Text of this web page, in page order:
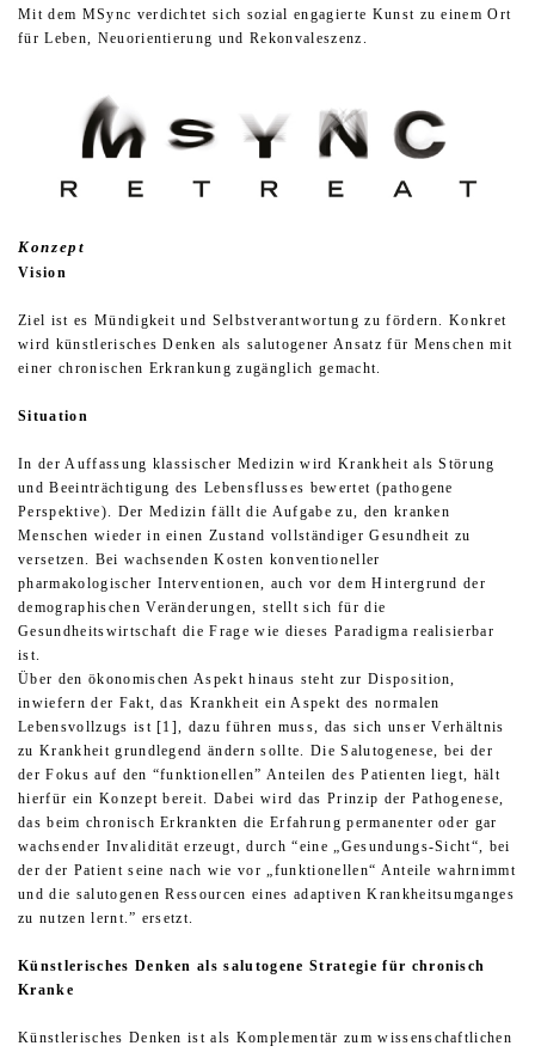
Mit dem MSync verdichtet sich sozial engagierte Kunst zu einem Ort
für Leben, Neuorientierung und Rekonvaleszenz.
Konzept
Vision
Ziel ist es Mündigkeit und Selbstverantwortung zu fördern. Konkret
wird künstlerisches Denken als salutogener Ansatz für Menschen mit
einer chronischen Erkrankung zugänglich gemacht.
Situation
In der Auffassung klassischer Medizin wird Krankheit als Störung
und Beeinträchtigung des Lebensflusses bewertet (pathogene
Perspektive). Der Medizin fällt die Aufgabe zu, den kranken
Menschen wieder in einen Zustand vollständiger Gesundheit zu
versetzen. Bei wachsenden Kosten konventioneller
pharmakologischer Interventionen, auch vor dem Hintergrund der
demographischen Veränderungen, stellt sich für die
Gesundheitswirtschaft die Frage wie dieses Paradigma realisierbar
ist.
Über den ökonomischen Aspekt hinaus steht zur Disposition,
inwiefern der Fakt, das Krankheit ein Aspekt des normalen
Lebensvollzugs ist [1], dazu führen muss, das sich unser Verhältnis
zu Krankheit grundlegend ändern sollte. Die Salutogenese, bei der
der Fokus auf den “funktionellen” Anteilen des Patienten liegt, hält
hierfür ein Konzept bereit. Dabei wird das Prinzip der Pathogenese,
das beim chronisch Erkrankten die Erfahrung permanenter oder gar
wachsender Invalidität erzeugt, durch “eine „Gesundungs-Sicht“, bei
der der Patient seine nach wie vor „funktionellen“ Anteile wahrnimmt
und die salutogenen Ressourcen eines adaptiven Krankheitsumganges
zu nutzen lernt.” ersetzt.
Künstlerisches Denken als salutogene Strategie für chronisch
Kranke
Künstlerisches Denken ist als Komplementär zum wissenschaftlichen